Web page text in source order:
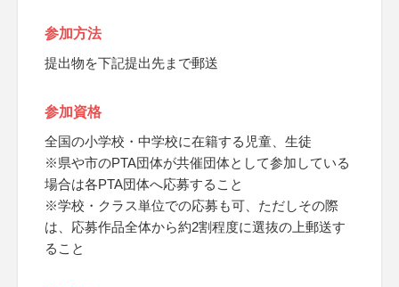
参加方法
提出物を下記提出先まで郵送
参加資格
全国の小学校・中学校に在籍する児童、生徒
※県や市のPTA団体が共催団体として参加している
場合は各PTA団体へ応募すること
※学校・クラス単位での応募も可、ただしその際
は、応募作品全体から約2割程度に選抜の上郵送す
ること